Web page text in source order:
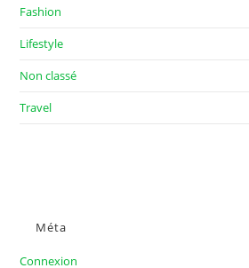
Fashion
Lifestyle
Non classé
Travel
Méta
Connexion